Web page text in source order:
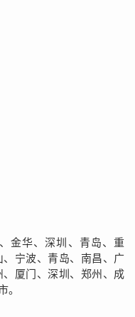
金华、深圳、青岛、重
宁波、青岛、南昌、广
厦门、深圳、郑州、成
。